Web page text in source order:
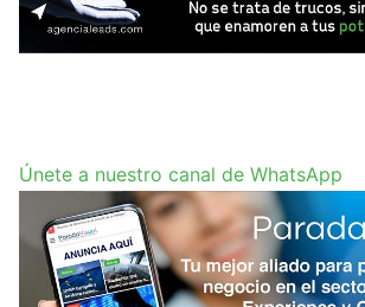
Únete a nuestro canal de WhatsApp